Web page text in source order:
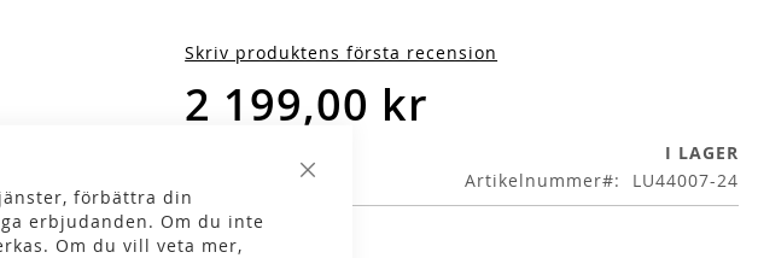
Stäng
förbättra din
erbjudanden. Om du inte
Om du vill veta mer,
Skriv produktens första recension
2 199,00 kr
I LAGER
Artikelnummer
LU44007-24